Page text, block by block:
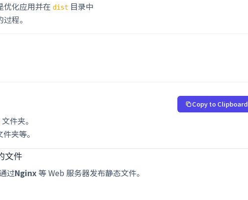
优化应用并在dist 目录中
程。
Copy to Clipboard
文件夹。
件夹等。
文件
过Nginx等 Web 服务器发布静态文件。